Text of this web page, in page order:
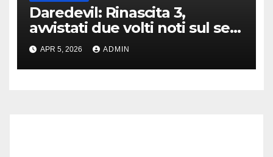
Daredevil: Rinascita 3,
avvistati due volti noti sul set
di New York
APR 5, 2026 ADMIN